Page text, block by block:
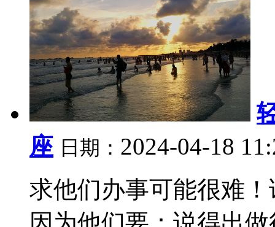
座 日期： 2024-04-18
求他们办事可能很难